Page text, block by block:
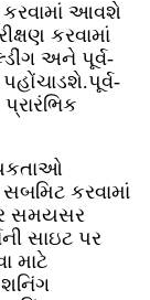
કરવામાં આવશે
કરવામાં
અને પૂર્વ-
કરવામાં
સમયસર
સાઇટ પર
માટે